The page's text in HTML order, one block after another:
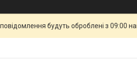
будуть оброблені з 09:00